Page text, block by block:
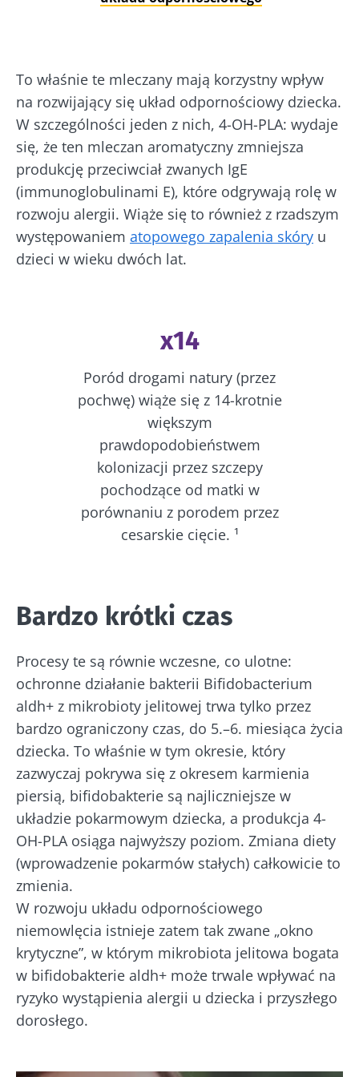
To właśnie te mleczany mają korzystny wpływ
na rozwijający się układ odpornościowy dziecka.
W szczególności jeden z nich, 4-OH-PLA: wydaje
się, że ten mleczan aromatyczny zmniejsza
produkcję przeciwciał zwanych IgE
(immunoglobulinami E), które odgrywają rolę w
rozwoju alergii. Wiąże się to również z rzadszym
występowaniem atopowego zapalenia skóry u
dzieci w wieku dwóch lat.
x14
Poród drogami natury (przez
pochwę) wiąże się z 14-krotnie
większym
prawdopodobieństwem
kolonizacji przez szczepy
pochodzące od matki w
porównaniu z porodem przez
cesarskie cięcie. ¹
Bardzo krótki czas
Procesy te są równie wczesne, co ulotne:
ochronne działanie bakterii Bifidobacterium
aldh+ z mikrobioty jelitowej trwa tylko przez
bardzo ograniczony czas, do 5.–6. miesiąca życia
dziecka. To właśnie w tym okresie, który
zazwyczaj pokrywa się z okresem karmienia
piersią, bifidobakterie są najliczniejsze w
układzie pokarmowym dziecka, a produkcja 4-
OH-PLA osiąga najwyższy poziom. Zmiana diety
(wprowadzenie pokarmów stałych) całkowicie to
zmienia.
W rozwoju układu odpornościowego
niemowlęcia istnieje zatem tak zwane „okno
krytyczne”, w którym mikrobiota jelitowa bogata
w bifidobakterie aldh+ może trwale wpływać na
ryzyko wystąpienia alergii u dziecka i przyszłego
dorosłego.
Nie odchodź tak
szybko!
Dołącz do społeczności mikrobioty i raz w